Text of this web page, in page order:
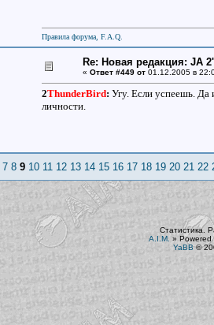
Правила форума, F.A.Q.
Re: Новая редакция: JA
« Ответ #449 от01.12.2005 в
2ThunderBird: Угу. Если успеешь. Да
личности.
7 8 9 10 11 12 13 14 15 16 17 18 19 20 21 22
Статистика.
A.I.M. » Powered
YaBB©